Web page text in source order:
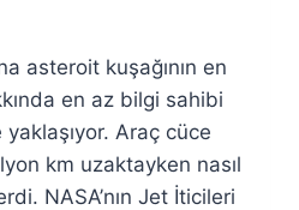
asteroit kuşağının en
en az bilgi sahibi
yaklaşıyor. Araç cüce
km uzaktayken nasıl
NASA’nın Jet İticileri